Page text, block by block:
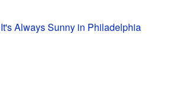
It's Always Sunny in Philadelphia